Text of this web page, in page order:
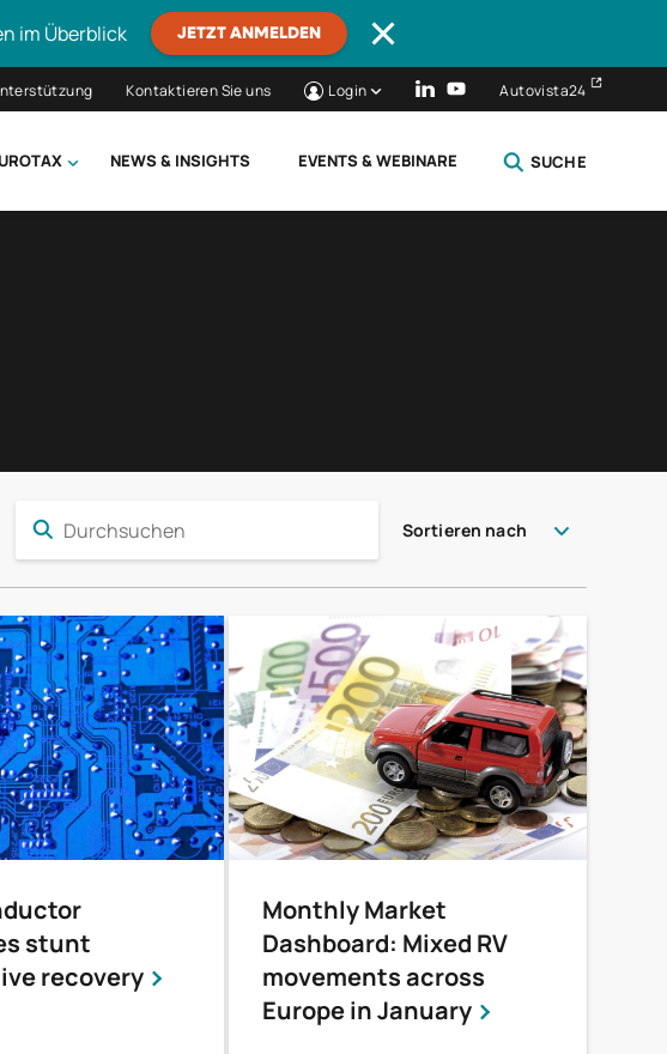
im Überblick JETZT ANMELDEN
Kontaktieren Sie uns Login Autovista24
NEWS & INSIGHTS EVENTS & WEBINARE SUCHE
Sortieren nach
stunt
recovery
Monthly Market
Dashboard: Mixed RV
movements across
Europe in January